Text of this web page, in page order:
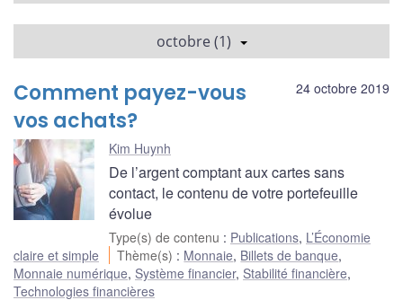
octobre (1)
24 octobre 2019
Comment payez-vous
vos achats?
Kim Huynh
De l’argent comptant aux cartes sans
contact, le contenu de votre portefeuille
évolue
Type(s) de contenu : Publications, L’Économie
claire et simple
Thème(s) : Monnaie, Billets de banque,
Monnaie numérique, Système financier, Stabilité financière,
Technologies financières